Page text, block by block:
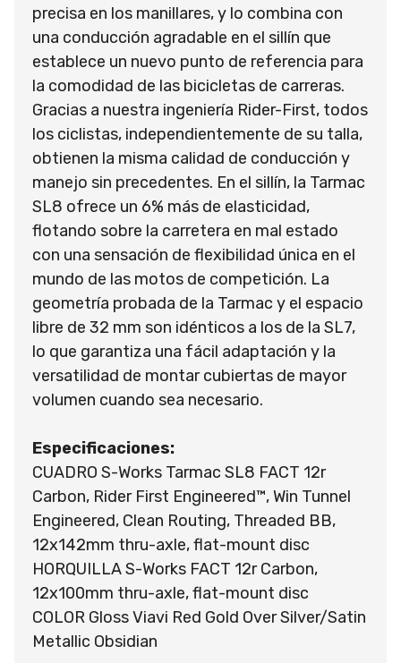
precisa en los manillares, y lo combina con
una conducción agradable en el sillín que
establece un nuevo punto de referencia para
la comodidad de las bicicletas de carreras.
Gracias a nuestra ingeniería Rider-First, todos
los ciclistas, independientemente de su talla,
obtienen la misma calidad de conducción y
manejo sin precedentes. En el sillín, la Tarmac
SL8 ofrece un 6% más de elasticidad,
flotando sobre la carretera en mal estado
con una sensación de flexibilidad única en el
mundo de las motos de competición. La
geometría probada de la Tarmac y el espacio
libre de 32 mm son idénticos a los de la SL7,
lo que garantiza una fácil adaptación y la
versatilidad de montar cubiertas de mayor
volumen cuando sea necesario.
Especificaciones:
CUADRO S-Works Tarmac SL8 FACT 12r
Carbon, Rider First Engineered™, Win Tunnel
Engineered, Clean Routing, Threaded BB,
12x142mm thru-axle, flat-mount disc
HORQUILLA S-Works FACT 12r Carbon,
12x100mm thru-axle, flat-mount disc
COLOR Gloss Viavi Red Gold Over Silver/Satin
Metallic Obsidian